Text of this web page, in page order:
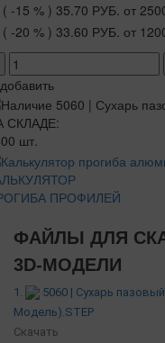
( -15 % ) 35.70 РУБ. от
( -20 % ) 33.60 РУБ. от
добавить
СКЛАДЕ:
шт.
ПРОФИЛЕЙ
ФАЙЛЫ ДЛЯ
3D-МОДЕЛИ
1.
5060 | Сухарь
Модель).STEP
Скачать